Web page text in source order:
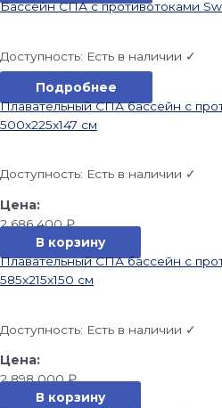
Бассейн СПА с противотоками
Доступность: Есть в наличии ✓
Подробнее
Плавательный СПА бассейн с
500x225x147 см
Доступность: Есть в наличии ✓
2 686 400₽
В корзину
Плавательный СПА бассейн с
585x215x150 см
Доступность: Есть в наличии ✓
2 898 000₽
В корзину